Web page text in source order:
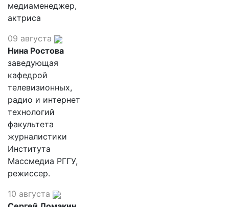
медиаменеджер,
актриса
09 августа
Нина Ростова
заведующая
кафедрой
телевизионных,
радио и интернет
технологий
факультета
журналистики
Института
Массмедиа РГГУ,
режиссер.
10 августа